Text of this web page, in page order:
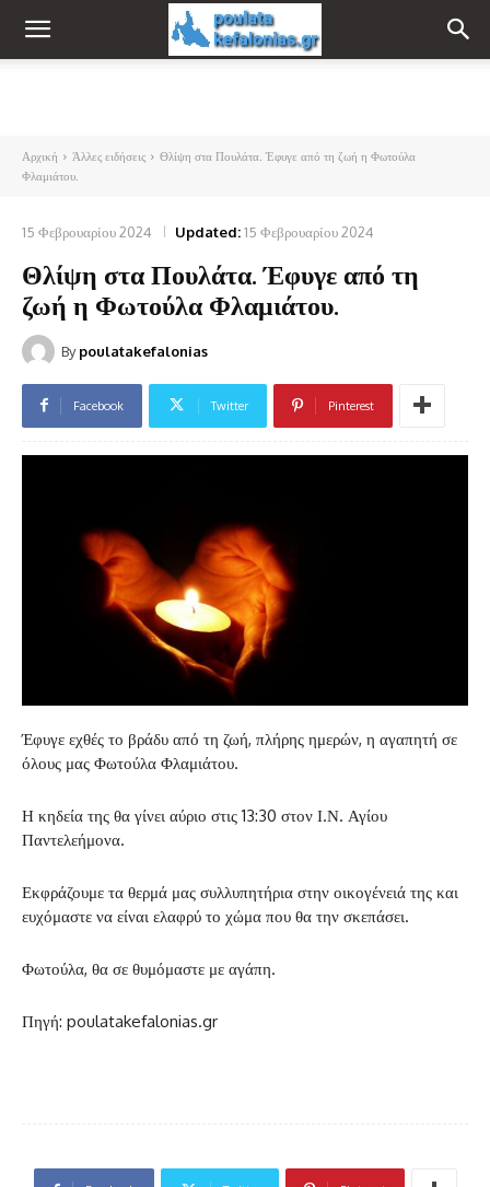
Αρχική Άλλες ειδήσεις
Θλίψη στα Πουλάτα. Έφυγε από τη ζωή η Φωτούλα
Φλαμιάτου.
15 Φεβρουαρίου 2024 Updated:15 Φεβρουαρίου 2024
Θλίψη στα Πουλάτα. Έφυγε από τη
ζωή η Φωτούλα Φλαμιάτου.
By poulatakefalonias
Facebook Twitter Pinterest
Έφυγε εχθές το βράδυ από τη ζωή, πλήρης ημερών, η αγαπητή σε
όλους μας Φωτούλα Φλαμιάτου.
Η κηδεία της θα γίνει αύριο στις 13:30 στον Ι.Ν. Αγίου
Παντελεήμονα.
Εκφράζουμε τα θερμά μας συλλυπητήρια στην οικογένειά της και
ευχόμαστε να είναι ελαφρύ το χώμα που θα την σκεπάσει.
Φωτούλα, θα σε θυμόμαστε με αγάπη.
Πηγή: poulatakefalonias.gr